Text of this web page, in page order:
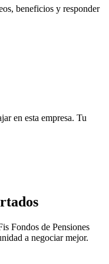
beneficios y responder
en esta empresa. Tu
Fondos de Pensiones
a negociar mejor.